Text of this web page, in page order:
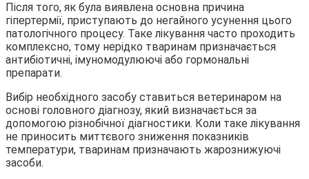
Після того, як була виявлена основна причина
гіпертермії, приступають до негайного усунення цього
патологічного процесу. Таке лікування часто проходить
комплексно, тому нерідко тваринам призначається
антибіотичні, імуномодулюючі або гормональні
препарати.
Вибір необхідного засобу ставиться ветеринаром на
основі головного діагнозу, який визначається за
допомогою різнобічної діагностики. Коли таке лікування
не приносить миттєвого зниження показників
температури, тваринам призначають жарознижуючі
засоби.